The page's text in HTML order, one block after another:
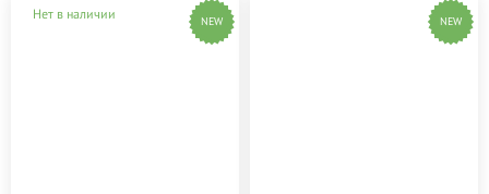
Нет в наличии NEW NEW